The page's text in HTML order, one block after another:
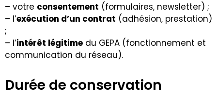
– votre consentement (formulaires, newsletter) ;
– l’exécution d’un contrat (adhésion, prestation)
;
– l’intérêt légitime du GEPA (fonctionnement et
communication du réseau).
Durée de conservation